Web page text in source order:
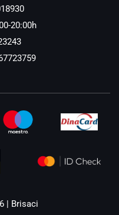
20:00h
| Brisaci